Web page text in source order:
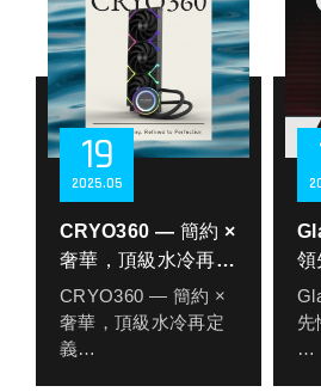
散熱板」，重新定義
靜音系統的最高境
界。為了追求極致寧
靜、美學極簡的玩家
而生，LULL 不只是散
熱器，更是一種全新
生活風格的展現。
我們為它取名「The
Silent Wave 靜音浪
潮」，不只是因為它
無聲無息，更因為它
悄然顛覆傳統散熱思
維。LULL 利用超大面
積的散熱板結構，作
為機殼本體的一部
能
僅
度
美
的
能
設
19
05
2025
CRYO360 — 簡約 ×
奢華，頂級水冷再定
義
CRYO360 — 簡約 ×
奢華，頂級水冷再定
義
領
化
先